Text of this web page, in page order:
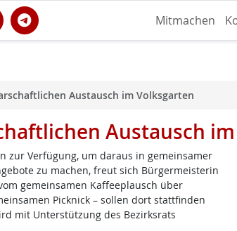
Mitmachen
Austausch im Volksgarten
Austausch
zur Verfügung, um daraus in gemeinsamer
zu machen, freut sich Bürgermeisterin
gemeinsamen Kaffeeplausch über
Picknick – sollen dort stattfinden
mit Unterstützung des Bezirksrats